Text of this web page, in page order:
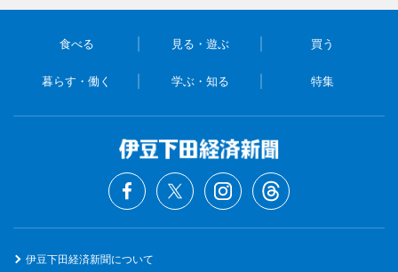
食べる 見る・遊ぶ 買う
暮らす・働く 学ぶ・知る 特集
伊豆下田経済新聞について